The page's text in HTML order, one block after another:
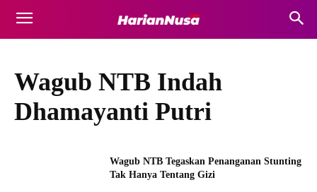
Wagub NTB Indah
Dhamayanti Putri
Wagub NTB Tegaskan Penanganan Stunting
Tak Hanya Tentang Gizi